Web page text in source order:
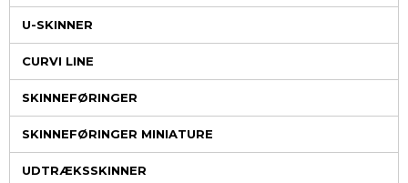
U-SKINNER
CURVI LINE
SKINNEFØRINGER
SKINNEFØRINGER MINIATURE
UDTRÆKSSKINNER